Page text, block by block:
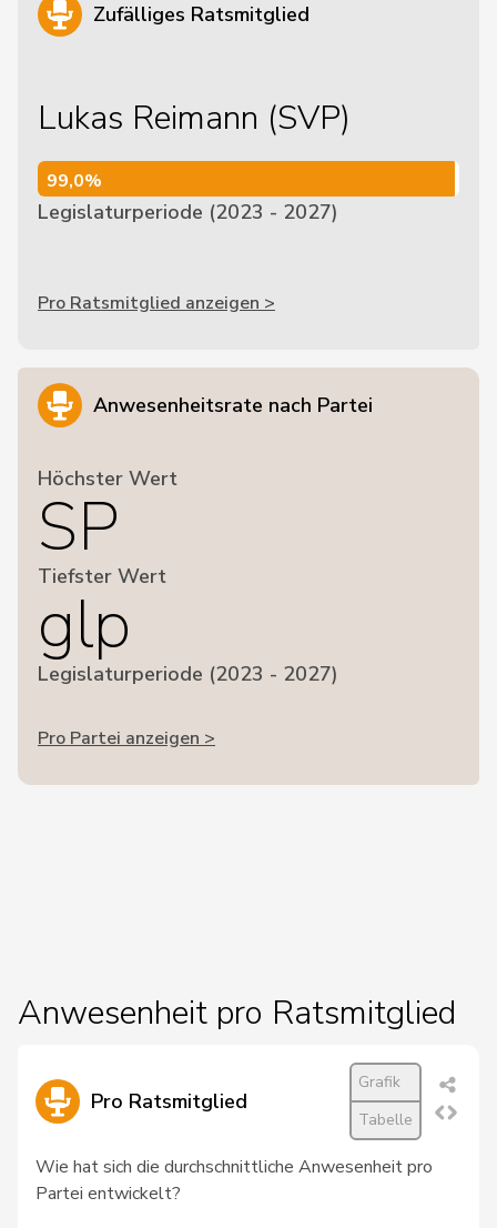
Zufälliges Ratsmitglied
Lukas Reimann (SVP)
99,0%
99,0%
Legislaturperiode (2023 - 2027)
Pro Ratsmitglied anzeigen >
Anwesenheitsrate nach Partei
Höchster Wert
SP
Tiefster Wert
glp
Legislaturperiode (2023 - 2027)
Pro Partei anzeigen >
Anwesenheit pro Ratsmitglied
Pro Ratsmitglied
Grafik
Tabelle
Wie hat sich die durchschnittliche Anwesenheit pro
Partei entwickelt?